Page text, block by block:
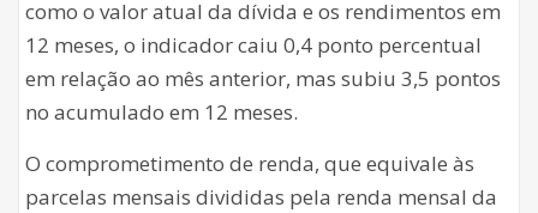
como o valor atual da dívida e os rendimentos em
12 meses, o indicador caiu 0,4 ponto percentual
em relação ao mês anterior, mas subiu 3,5 pontos
no acumulado em 12 meses.
O comprometimento de renda, que equivale às
parcelas mensais divididas pela renda mensal da